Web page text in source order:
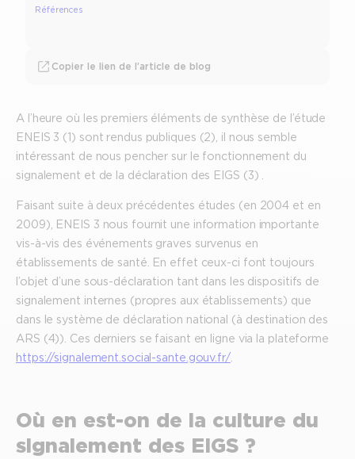
A l’heure où les premiers éléments de synthèse de l’étude
ENEIS 3 (1) sont rendus publiques (2), il nous semble
intéressant de nous pencher sur le fonctionnement du
signalement et de la déclaration des EIGS (3) .
Faisant suite à deux précédentes études (en 2004 et en
2009), ENEIS 3 nous fournit une information importante
vis-à-vis des événements graves survenus en
établissements de santé. En effet ceux-ci font toujours
l’objet d’une sous-déclaration tant dans les dispositifs de
signalement internes (propres aux établissements) que
dans le système de déclaration national (à destination des
ARS (4)). Ces derniers se faisant en ligne via la plateforme
https://signalement.social-sante.gouv.fr/.
Où en est-on de la culture du
signalement des EIGS ?
Références
Copier le lien de l’article de blog